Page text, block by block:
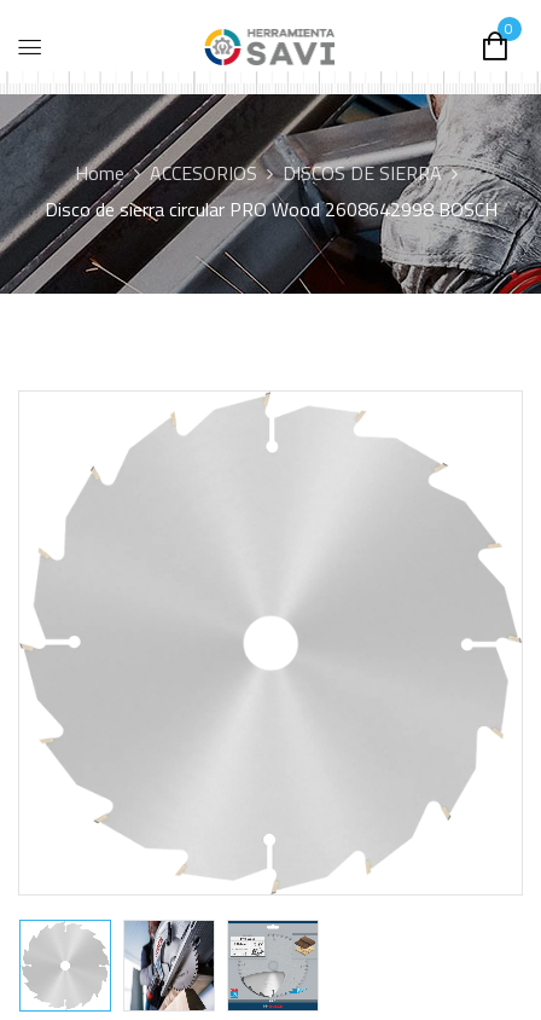
0
Home ACCESORIOS
DISCOS DE SIERRA
Disco de sierra circular PRO Wood 2608642998 BOSCH